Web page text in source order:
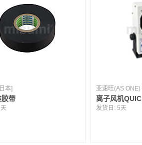
本]
胶带
亚速旺(AS ONE)
离子风机
发货日:5天